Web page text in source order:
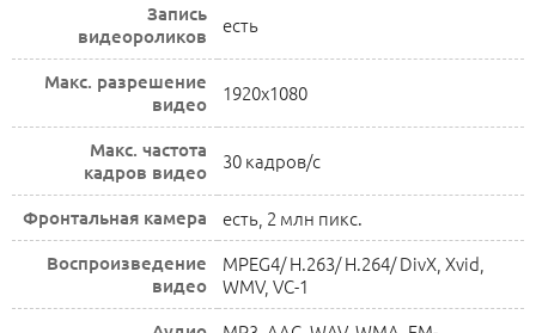
Запись
видеороликов
есть
Макс. разрешение
видео
1920x1080
Макс. частота
кадров видео
30 кадров/с
Фронтальная камера есть, 2 млн пикс.
Воспроизведение
видео
MPEG4/ H.263/ H.264/ DivX, Xvid,
WMV, VC-1